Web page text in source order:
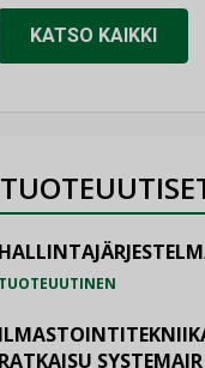
KATSO KAIKKI
TUOTEUUTINEN
RATKAISU SYSTEMAIR